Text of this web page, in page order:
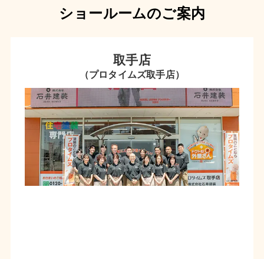
ショールームのご案内
取手店
（プロタイムズ取手店）